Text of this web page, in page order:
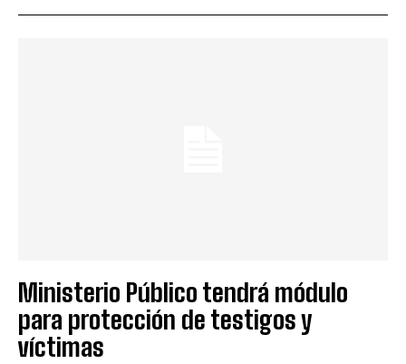
Ministerio Público tendrá módulo
para protección de testigos y
víctimas